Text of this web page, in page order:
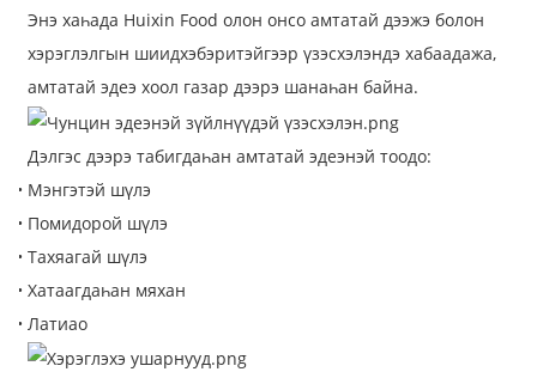
Энэ хаһада Huixin Food олон онсо амтатай дээжэ болон
хэрэглэлгын шиидхэбэритэйгээр үзэсхэлэндэ хабаадажа,
амтатай эдеэ хоол газар дээрэ шанаһан байна.
Дэлгэс дээрэ табигдаһан амтатай эдеэнэй тоодо:
Мэнгэтэй шүлэ
Помидорой шүлэ
Тахяагай шүлэ
Хатаагдаһан мяхан
Латиао